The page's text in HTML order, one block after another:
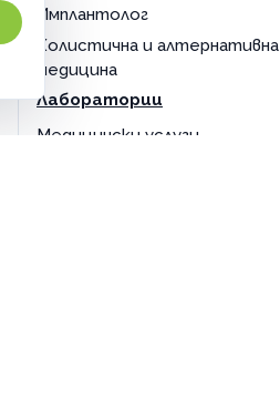
Имплантолог
Холистична и алтернативна
медицина
Лаборатории
Медицински услуги